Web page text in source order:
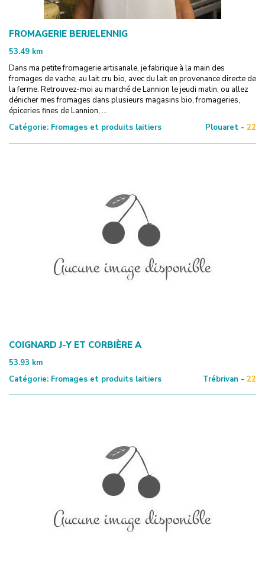
FROMAGERIE BERJELENNIG
53.49 km
Dans ma petite fromagerie artisanale, je fabrique à la main des
fromages de vache, au lait cru bio, avec du lait en provenance directe de
la ferme. Retrouvez-moi au marché de Lannion le jeudi matin, ou allez
dénicher mes fromages dans plusieurs magasins bio, fromageries,
épiceries fines de Lannion, ...
Catégorie: Fromages et produits laitiers Plouaret - 22
COIGNARD J-Y ET CORBIÈRE A
53.93 km
Catégorie: Fromages et produits laitiers Trébrivan - 22